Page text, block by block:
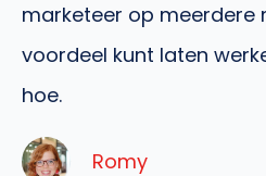
marketeer op meerdere
voordeel kunt laten
hoe.
Romy